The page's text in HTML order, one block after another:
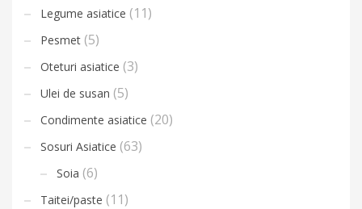
Legume asiatice (11)
Pesmet (5)
Oteturi asiatice (3)
Ulei de susan (5)
Condimente asiatice (20)
Sosuri Asiatice (63)
Soia (6)
Taitei/paste (11)